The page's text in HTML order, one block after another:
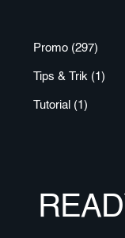
Promo (297)
Tips & Trik (1)
Tutorial (1)